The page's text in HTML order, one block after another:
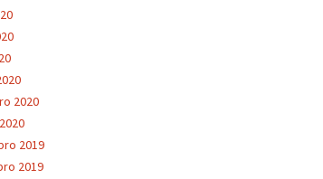
2020
2019
2019